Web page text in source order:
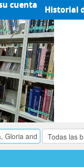
cuenta Historial